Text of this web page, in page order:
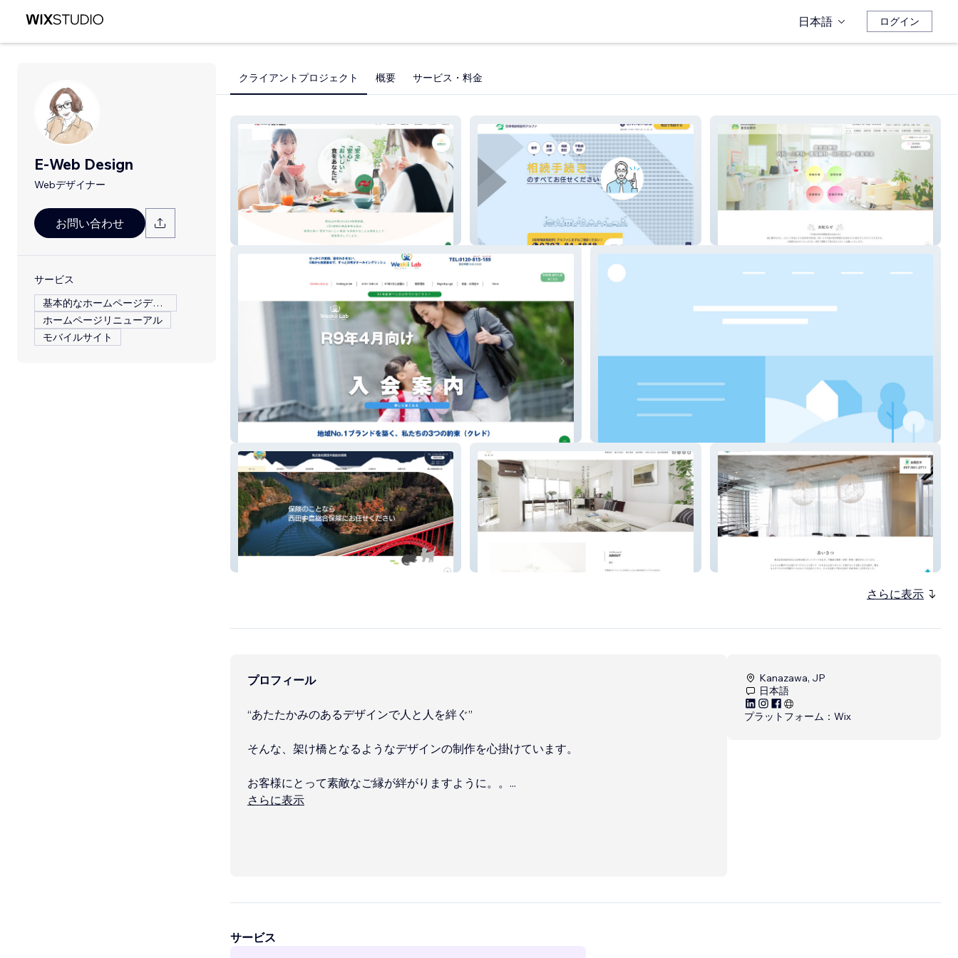
日本語 ログイン
E-Web Design
Webデザイナー
お問い合わせ
サービス
基本的なホームページデザイン
ホームページリニューアル
モバイルサイト
クライアントプロジェクト 概要 サービス・料金
株式会社デリカナカムラ 宝塚相続相談アルファ 群馬県伊勢崎市の豊受診療所
株式会社EMINAS
さらに表示
プロフィール
“あたたかみのあるデザインで人と人を絆ぐ”
そんな、架け橋となるようなデザインの制作を心掛けています。
お客様にとって素敵なご縁が絆がりますように。。 ...
さらに表示
Kanazawa, JP
日本語
プラットフォーム： Wix
サービス